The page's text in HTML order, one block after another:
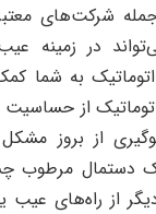
شرکت‌های
در زمینه
به شما
از حساسیت
از بروز
دستمال مرطوب
از راه‌های عیب